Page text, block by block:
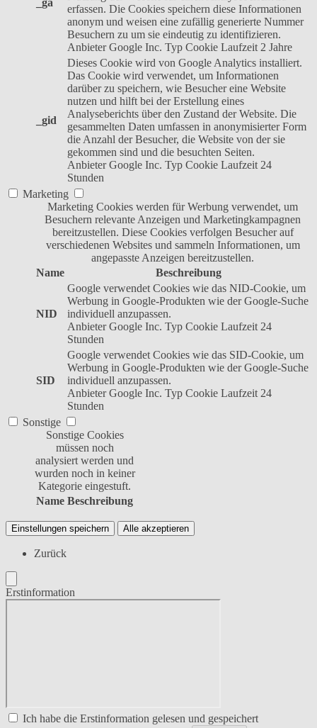
_ga
erfassen. Die Cookies speichern diese Informationen
anonym und weisen eine zufällig generierte Nummer
Besuchern zu um sie eindeutig zu identifizieren.
Anbieter Google Inc. Typ Cookie Laufzeit 2 Jahre
_gid
Dieses Cookie wird von Google Analytics installiert.
Das Cookie wird verwendet, um Informationen
darüber zu speichern, wie Besucher eine Website
nutzen und hilft bei der Erstellung eines
Analyseberichts über den Zustand der Website. Die
gesammelten Daten umfassen in anonymisierter Form
die Anzahl der Besucher, die Website von der sie
gekommen sind und die besuchten Seiten.
Anbieter Google Inc. Typ Cookie Laufzeit 24
Stunden
Marketing
Marketing Cookies werden für Werbung verwendet, um
Besuchern relevante Anzeigen und Marketingkampagnen
bereitzustellen. Diese Cookies verfolgen Besucher auf
verschiedenen Websites und sammeln Informationen, um
angepasste Anzeigen bereitzustellen.
Name
Beschreibung
NID
Google verwendet Cookies wie das NID-Cookie, um
Werbung in Google-Produkten wie der Google-Suche
individuell anzupassen.
Anbieter Google Inc. Typ Cookie Laufzeit 24
Stunden
SID
Google verwendet Cookies wie das SID-Cookie, um
Werbung in Google-Produkten wie der Google-Suche
individuell anzupassen.
Anbieter Google Inc. Typ Cookie Laufzeit 24
Stunden
Sonstige
Sonstige Cookies
müssen noch
analysiert werden und
wurden noch in keiner
Kategorie eingestuft.
Name Beschreibung
Einstellungen speichern Alle akzeptieren
Zurück
Erstinformation
Ich habe die Erstinformation gelesen und gespeichert